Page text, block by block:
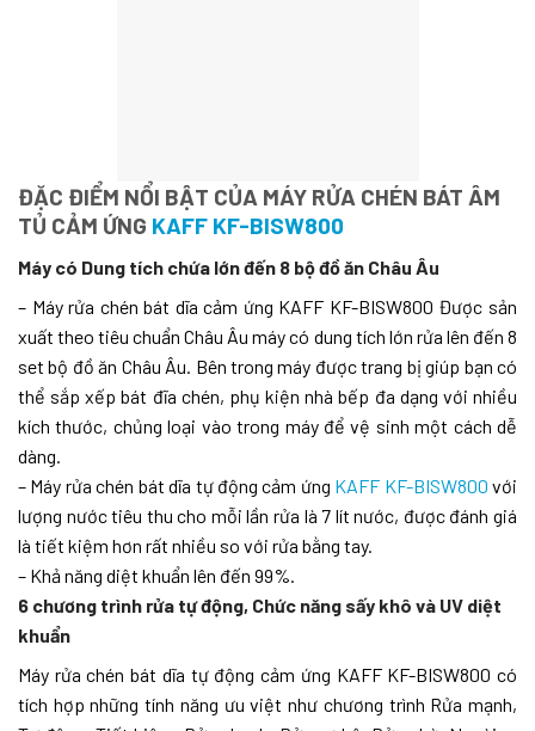
ĐẶC ĐIỂM NỔI BẬT CỦA MÁY RỬA CHÉN BÁT ÂM
TỦ CẢM ỨNG KAFF KF-BISW800
Máy có Dung tích chứa lớn đến 8 bộ đồ ăn Châu Âu
– Máy rửa chén bát dĩa cảm ứng KAFF KF-BISW800 Được sản
xuất theo tiêu chuẩn Châu Âu máy có dung tích lớn rửa lên đến 8
set bộ đồ ăn Châu Âu. Bên trong máy được trang bị giúp bạn có
thể sắp xếp bát đĩa chén, phụ kiện nhà bếp đa dạng với nhiều
kích thước, chủng loại vào trong máy để vệ sinh một cách dễ
dàng.
– Máy rửa chén bát dĩa tự động cảm ứng KAFF KF-BISW800 với
lượng nước tiêu thu cho mỗi lần rửa là 7 lít nước, được đánh giá
là tiết kiệm hơn rất nhiều so với rửa bằng tay.
– Khả năng diệt khuẩn lên đến 99%.
6 chương trình rửa tự động, Chức năng sấy khô và UV diệt
khuẩn
Máy rửa chén bát dĩa tự động cảm ứng KAFF KF-BISW800 có
tích hợp những tính năng ưu việt như chương trình Rửa mạnh,